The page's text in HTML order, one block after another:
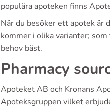
populära apoteken finns
När du besöker ett apotek
kommer i olika varianter;
behov bäst.
Pharmacy
Apoteket AB och Kronans
Apoteksgruppen vilket